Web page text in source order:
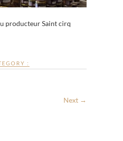
producteur Saint cirq
:
Next →